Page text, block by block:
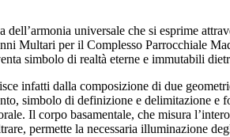
universale che si esprime
Multari per il Complesso Parrocchiale
simbolo di realtà eterne e immutabili
infatti dalla composizione di due
simbolo di definizione e delimitazione
Il corpo basamentale, che misura
permette la necessaria illuminazione